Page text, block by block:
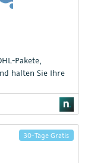
Pakete,
halten Sie Ihre
30-Tage Gratis